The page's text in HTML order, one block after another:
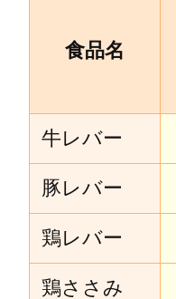
食品名
牛レバー
豚レバー
鶏レバー
鶏ささみ